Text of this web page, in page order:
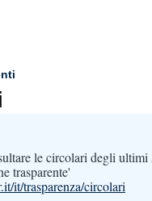
le circolari degli ultimi
trasparente'
it/trasparenza/circolari